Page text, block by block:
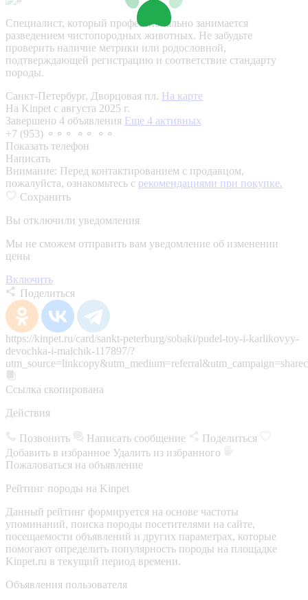
Специалист, который профессионально занимается
разведением чистопородных животных. Не забудьте
проверить наличие метрики или родословной,
подтверждающей регистрацию и соответствие стандарту
породы.
Санкт-Петербург, Дворцовая пл. На карте
На Kinpet c августа 2025 г.
Завершено 4 объявления Еще 4 активных
+7 (953) ⚬⚬⚬ ⚬⚬ ⚬⚬
Показать телефон
Написать
Внимание: Перед контактированием с продавцом,
пожалуйста, ознакомьтесь с рекомендациями при покупке.
Сохранить
Вы отключили уведомления
Мы не сможем отправить вам уведомление об изменении
цены
Включить
Поделиться
https://kinpet.ru/card/sankt-peterburg/sobaki/pudel-toy-i-karlikovyy-
devochka-i-malchik-117897/?
Ссылка скопирована
Действия
Позвонить Написать сообщение
Поделиться
Добавить в избранное Удалить из избранного
Пожаловаться на объявление
Рейтинг породы на Kinpet
Данный рейтинг формируется на основе частоты
упоминаний, поиска породы посетителями на сайте,
посещаемости объявлений и других параметрах, которые
помогают определить популярность породы на площадке
Kinpet.ru в текущий период времени.
Объявления пользователя